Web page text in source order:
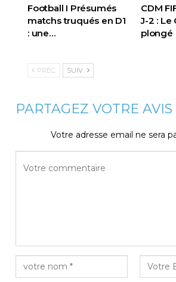
Football I Présumés
matchs truqués en D1
: une…
CDM
J-2 : Le
plongé
PRÉC. SUIV.
PARTAGEZ VOTRE AVIS
Votre adresse email ne sera